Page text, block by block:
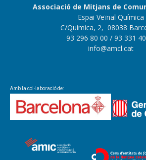
Associació de Mitjans de
Espai Veïnal Química
C/Química, 2, 08038
93 296 80 00 / 93 331
info@amcl.cat
Amb la col·laboració de: